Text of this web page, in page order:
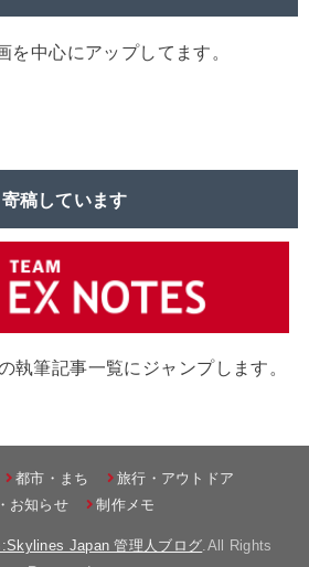
中心にアップしてます。
稿しています
執筆記事一覧にジャンプします。
都市・まち
旅行・アウトドア
お知らせ
制作メモ
Japan 管理人ブログ .All Rights